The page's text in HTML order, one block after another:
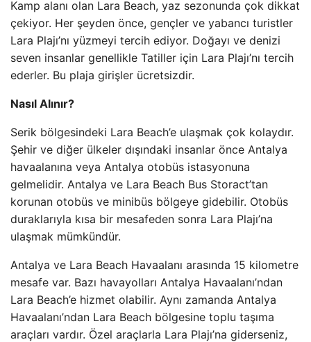
Kamp alanı olan Lara Beach, yaz sezonunda çok dikkat
çekiyor. Her şeyden önce, gençler ve yabancı turistler
Lara Plajı’nı yüzmeyi tercih ediyor. Doğayı ve denizi
seven insanlar genellikle Tatiller için Lara Plajı’nı tercih
ederler. Bu plaja girişler ücretsizdir.
Nasıl Alınır?
Serik bölgesindeki Lara Beach’e ulaşmak çok kolaydır.
Şehir ve diğer ülkeler dışındaki insanlar önce Antalya
havaalanına veya Antalya otobüs istasyonuna
gelmelidir. Antalya ve Lara Beach Bus Storact’tan
korunan otobüs ve minibüs bölgeye gidebilir. Otobüs
duraklarıyla kısa bir mesafeden sonra Lara Plajı’na
ulaşmak mümkündür.
Antalya ve Lara Beach Havaalanı arasında 15 kilometre
mesafe var. Bazı havayolları Antalya Havaalanı’ndan
Lara Beach’e hizmet olabilir. Aynı zamanda Antalya
Havaalanı’ndan Lara Beach bölgesine toplu taşıma
araçları vardır. Özel araçlarla Lara Plajı’na giderseniz,